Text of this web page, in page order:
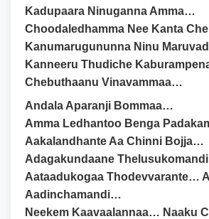
Kadupaara Ninuganna Amma…
Choodaledhamma Nee Kanta
Kanumarugununna Ninu
Kanneeru Thudiche
Chebuthaanu Vinavammaa…
Andala Aparanji Bommaa…
Amma Ledhantoo Benga
Aakalandhante Aa Chinni Bojja…
Adagakundaane Thelusukomandi
Aataadukogaa Thodevvarante…
Aadinchamandi…
Neekem Kaavaalannaa… Naaku